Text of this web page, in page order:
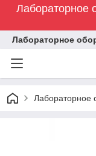
Лабораторное
Лабораторное
Лабораторное